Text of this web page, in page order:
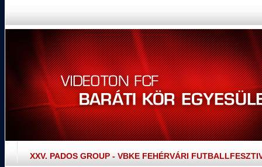
XXV. PADOS GROUP - VBKE FEHÉRVÁRI